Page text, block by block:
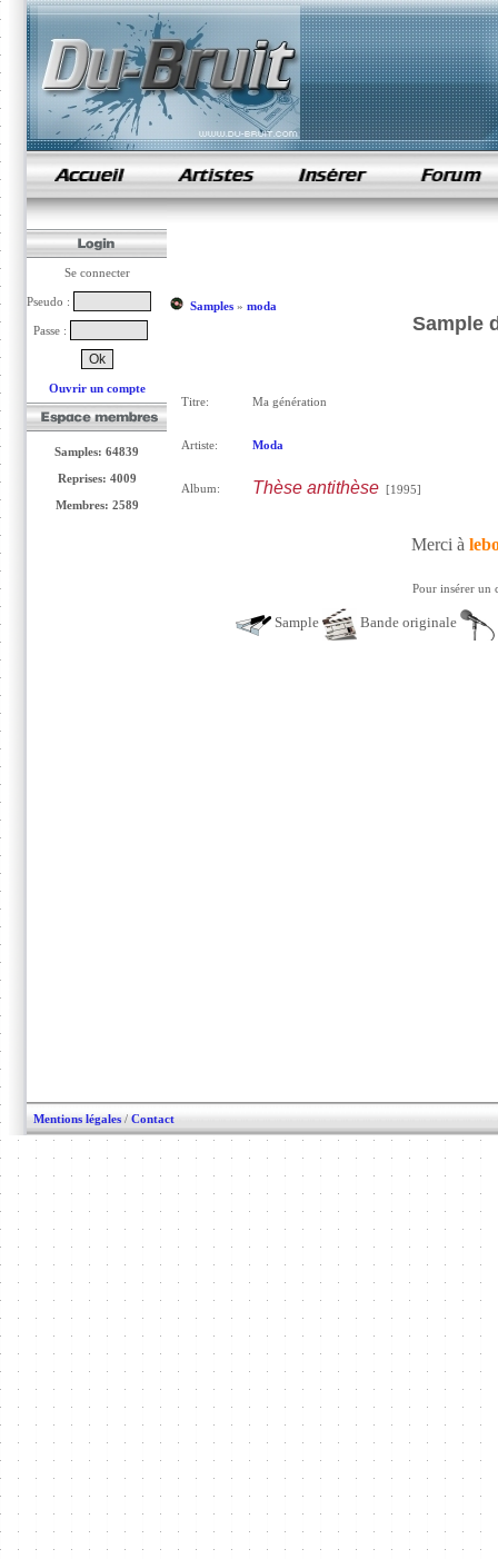
samples de rap
Se connecter
Pseudo :
Passe :
Ouvrir un compte
Samples: 64839
Reprises: 4009
Membres: 2589
Samples» moda
Sample
Titre: Ma génération
Artiste: Moda
Album: Thèse antithèse[1995]
Merci à
Pour insérer un
Sample Bande originale
Mentions légales / Contact